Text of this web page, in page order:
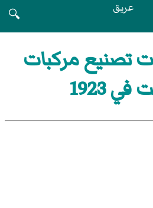
عريق
🔍
تصنيع مركبات
1923